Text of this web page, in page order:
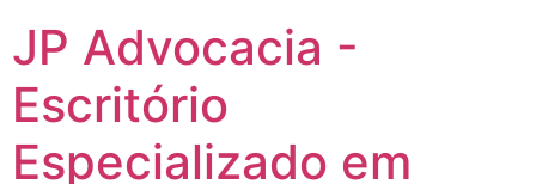
JP Advocacia -
Escritório
Especializado em